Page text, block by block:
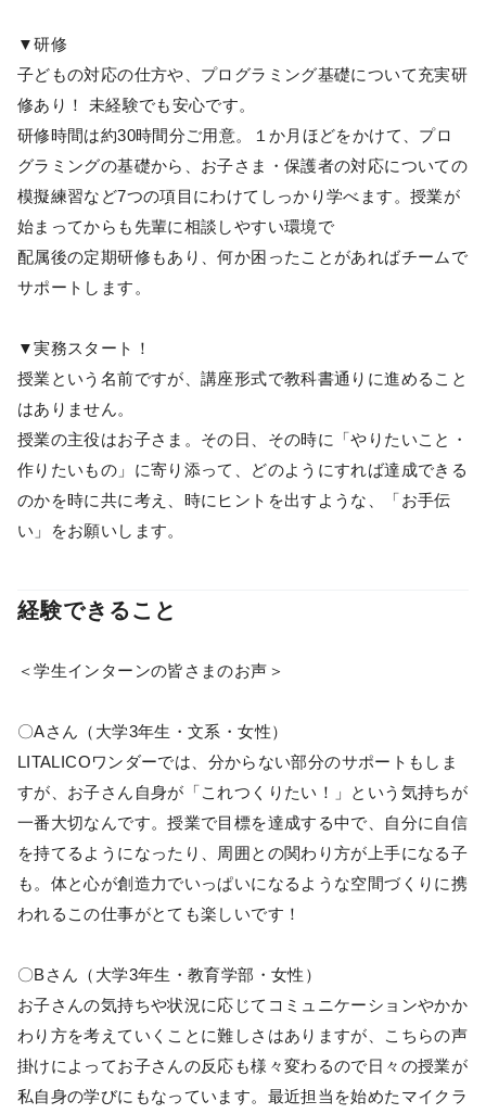
▼研修
子どもの対応の仕方や、プログラミング基礎について充実研
修あり！ 未経験でも安心です。
研修時間は約30時間分ご用意。１か月ほどをかけて、プロ
グラミングの基礎から、お子さま・保護者の対応についての
模擬練習など7つの項目にわけてしっかり学べます。授業が
始まってからも先輩に相談しやすい環境で
配属後の定期研修もあり、何か困ったことがあればチームで
サポートします。
▼実務スタート！
授業という名前ですが、講座形式で教科書通りに進めること
はありません。
授業の主役はお子さま。その日、その時に「やりたいこと・
作りたいもの」に寄り添って、どのようにすれば達成できる
のかを時に共に考え、時にヒントを出すような、「お手伝
い」をお願いします。
経験できること
＜学生インターンの皆さまのお声＞
〇Aさん（大学3年生・文系・女性）
LITALICOワンダーでは、分からない部分のサポートもしま
すが、お子さん自身が「これつくりたい！」という気持ちが
一番大切なんです。授業で目標を達成する中で、自分に自信
を持てるようになったり、周囲との関わり方が上手になる子
も。体と心が創造力でいっぱいになるような空間づくりに携
われるこの仕事がとても楽しいです！
〇Bさん（大学3年生・教育学部・女性）
お子さんの気持ちや状況に応じてコミュニケーションやかか
わり方を考えていくことに難しさはありますが、こちらの声
掛けによってお子さんの反応も様々変わるので日々の授業が
私自身の学びにもなっています。最近担当を始めたマイクラ